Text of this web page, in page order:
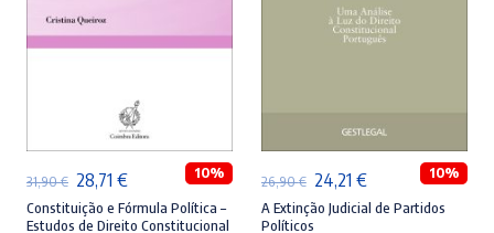
ADICIONAR
31,90€ O
preço
28,71 €O
preço
10%
Constituição e Fórmula Política –
Estudos de Direito Constitucional
26,90€ O
preço
24,21 €O
preço
10%
A Extinção Judicial de Partidos
Políticos